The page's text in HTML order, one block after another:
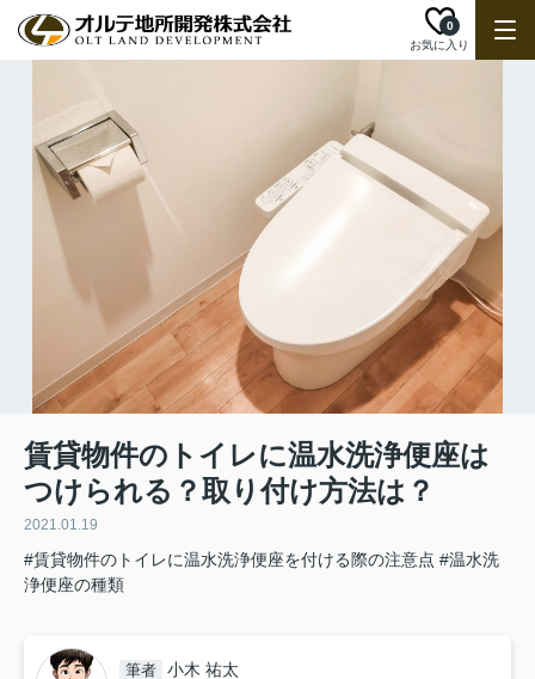
お気に入り
0
賃貸物件のトイレに温水洗浄便座は
つけられる？取り付け方法は？
2021.01.19
#賃貸物件のトイレに温水洗浄便座を付ける際の注意点 #温水洗
浄便座の種類
筆者 小木 祐太